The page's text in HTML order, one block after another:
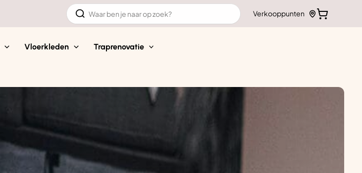
Zoeken
naar:
Verkooppunten
Vloerkleden Traprenovatie